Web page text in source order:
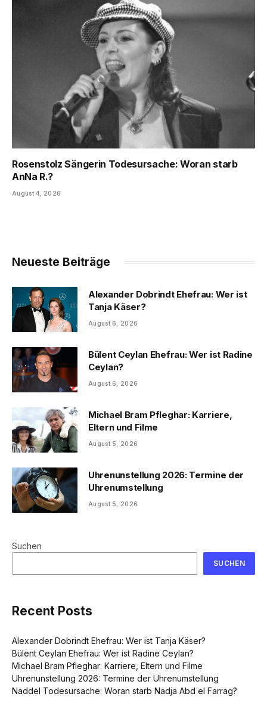
Rosenstolz Sängerin Todesursache: Woran starb
AnNa R.?
August 4, 2026
Neueste Beiträge
Alexander Dobrindt Ehefrau: Wer ist
Tanja Käser?
August 6, 2026
Bülent Ceylan Ehefrau: Wer ist Radine
Ceylan?
August 6, 2026
Michael Bram Pfleghar: Karriere,
Eltern und Filme
August 5, 2026
Uhrenunstellung 2026: Termine der
Uhrenumstellung
August 5, 2026
Suchen
SUCHEN
Recent Posts
Alexander Dobrindt Ehefrau: Wer ist Tanja Käser?
Bülent Ceylan Ehefrau: Wer ist Radine Ceylan?
Michael Bram Pfleghar: Karriere, Eltern und Filme
Uhrenunstellung 2026: Termine der Uhrenumstellung
Naddel Todesursache: Woran starb Nadja Abd el Farrag?